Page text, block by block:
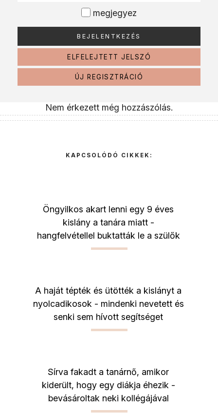
megjegyez
ELFELEJTETT JELSZÓ
ÚJ REGISZTRÁCIÓ
Nem érkezett még hozzászólás.
KAPCSOLÓDÓ CIKKEK:
Öngyilkos akart lenni egy 9 éves
kislány a tanára miatt -
hangfelvétellel buktatták le a szülők
A haját tépték és ütötték a kislányt a
nyolcadikosok - mindenki nevetett és
senki sem hívott segítséget
Sírva fakadt a tanárnő, amikor
kiderült, hogy egy diákja éhezik -
bevásároltak neki kollégájával